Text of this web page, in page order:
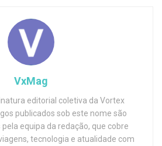
VxMag
editorial coletiva da Vortex
publicados sob este nome são
equipa da redação, que cobre
tecnologia e atualidade com